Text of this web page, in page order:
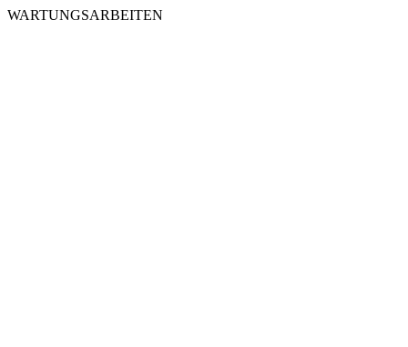
WARTUNGSARBEITEN